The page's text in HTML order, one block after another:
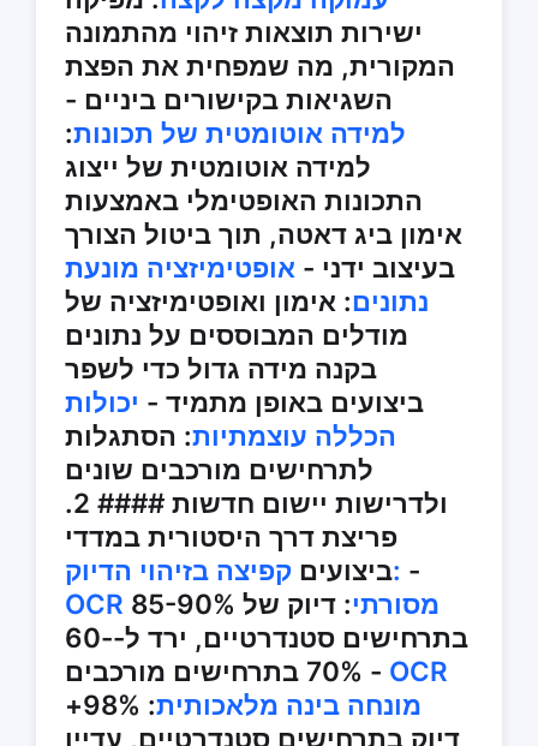
ישירות תוצאות זיהוי מהתמונה
המקורית, מה שמפחית את הפצת
השגיאות בקישורים ביניים -
למידה אוטומטית של תכונות:
למידה אוטומטית של ייצוג
התכונות האופטימלי באמצעות
אימון ביג דאטה, תוך ביטול הצורך
בעיצוב ידני - אופטימיזציה מונעת
נתונים: אימון ואופטימיזציה של
מודלים המבוססים על נתונים
בקנה מידה גדול כדי לשפר
ביצועים באופן מתמיד - יכולות
הכללה עוצמתיות: הסתגלות
לתרחישים מורכבים שונים
ולדרישות יישום חדשות #### 2.
פריצת דרך היסטורית במדדי
ביצועיםקפיצה בזיהוי הדיוק: -
OCR מסורתי
: דיוק של 85-90%
בתרחישים סטנדרטיים, ירד ל-60-
70% בתרחישים מורכבים - OCR
מונחה בינה מלאכותית
: 98%+
דיוק בתרחישים סטנדרטיים, עדיין